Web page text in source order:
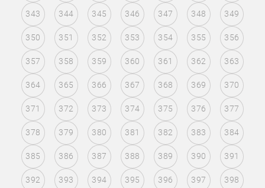
343 344 345 346 347 348 349
350 351 352 353 354 355 356
357 358 359 360 361 362 363
364 365 366 367 368 369 370
371 372 373 374 375 376 377
378 379 380 381 382 383 384
385 386 387 388 389 390 391
392 393 394 395 396 397 398